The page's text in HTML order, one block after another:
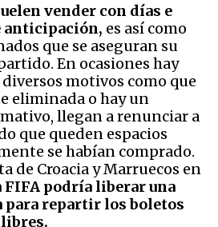
vender con días e
anticipación, es así como
que se aseguran su
En ocasiones hay
motivos como que
eliminada o hay un
llegan a renunciar a
que queden espacios
se habían comprado.
de Croacia y Marruecos en
FIFA podría liberar una
para repartir los boletos
libres.